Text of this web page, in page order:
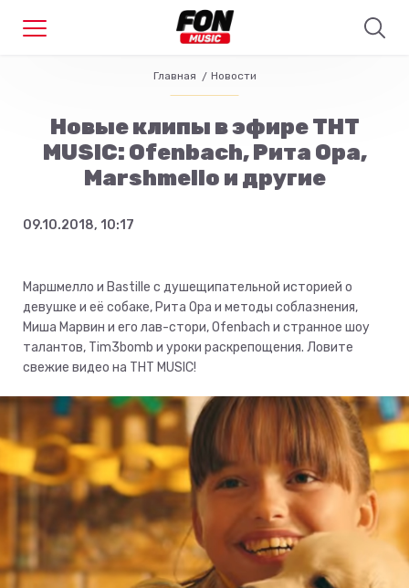
Главная Новости
Новые клипы в эфире ТНТ
MUSIC: Ofenbach, Рита Ора,
Marshmello и другие
09.10.2018, 10:17
Маршмелло и Bastille с душещипательной историей о
девушке и её собаке, Рита Ора и методы соблазнения,
Миша Марвин и его лав-стори, Ofenbach и странное шоу
талантов, Tim3bomb и уроки раскрепощения. Ловите
свежие видео на ТНТ MUSIC!